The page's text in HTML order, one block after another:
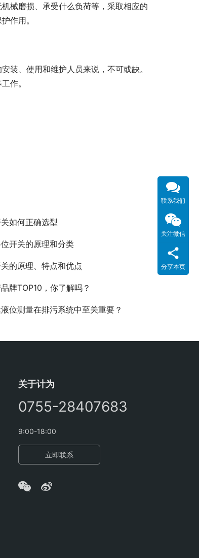
械磨损、承受什么负荷等，采取相应的
作用。
、使用和维护人员来说，不可或缺。
作。
如何正确选型
开关的原理和分类
的原理、特点和优点
牌TOP10，你了解吗？
位测量在排污系统中至关重要？
关于计为
0755-28407683
9:00-18:00
立即联系
联系我们
关注微信
分享本页